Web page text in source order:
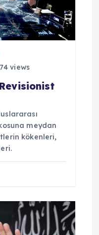
views
meydan
kökenleri,